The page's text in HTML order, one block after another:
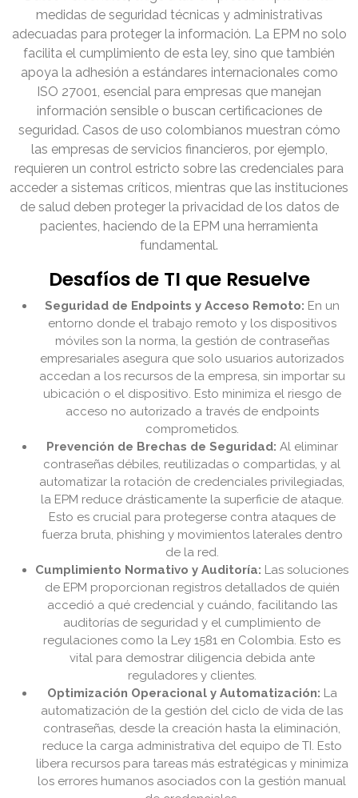
medidas de seguridad técnicas y administrativas
adecuadas para proteger la información. La EPM no solo
facilita el cumplimiento de esta ley, sino que también
apoya la adhesión a estándares internacionales como
ISO 27001, esencial para empresas que manejan
información sensible o buscan certificaciones de
seguridad. Casos de uso colombianos muestran cómo
las empresas de servicios financieros, por ejemplo,
requieren un control estricto sobre las credenciales para
acceder a sistemas críticos, mientras que las instituciones
de salud deben proteger la privacidad de los datos de
pacientes, haciendo de la EPM una herramienta
fundamental.
Desafíos de TI que Resuelve
Seguridad de Endpoints y Acceso Remoto: En un
entorno donde el trabajo remoto y los dispositivos
móviles son la norma, la gestión de contraseñas
empresariales asegura que solo usuarios autorizados
accedan a los recursos de la empresa, sin importar su
ubicación o el dispositivo. Esto minimiza el riesgo de
acceso no autorizado a través de endpoints
comprometidos.
Prevención de Brechas de Seguridad: Al eliminar
contraseñas débiles, reutilizadas o compartidas, y al
automatizar la rotación de credenciales privilegiadas,
la EPM reduce drásticamente la superficie de ataque.
Esto es crucial para protegerse contra ataques de
fuerza bruta, phishing y movimientos laterales dentro
de la red.
Cumplimiento Normativo y Auditoría: Las soluciones
de EPM proporcionan registros detallados de quién
accedió a qué credencial y cuándo, facilitando las
auditorías de seguridad y el cumplimiento de
regulaciones como la Ley 1581 en Colombia. Esto es
vital para demostrar diligencia debida ante
reguladores y clientes.
Optimización Operacional y Automatización: La
automatización de la gestión del ciclo de vida de las
contraseñas, desde la creación hasta la eliminación,
reduce la carga administrativa del equipo de TI. Esto
libera recursos para tareas más estratégicas y minimiza
los errores humanos asociados con la gestión manual